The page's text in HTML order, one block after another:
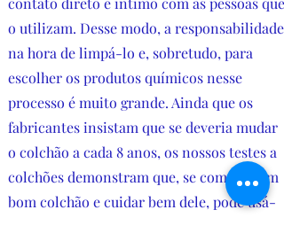
o utilizam. Desse modo, a responsabilidade
na hora de limpá-lo e, sobretudo, para
escolher os produtos químicos nesse
processo é muito grande. Ainda que os
fabricantes insistam que se deveria mudar
o colchão a cada 8 anos, os nossos testes a
colchões demonstram que, se comprar um
bom colchão e cuidar bem dele, pode usá-